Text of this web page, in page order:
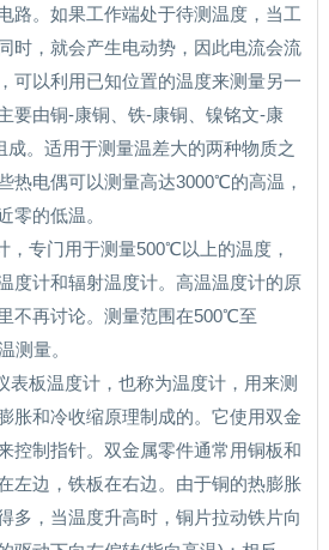
路。如果工作端处于待测温度，当工
时，就会产生电动势，因此电流会流
可以利用已知位置的温度来测量另一
要由铜-康铜、铁-康铜、镍铭文-康
。适用于测量温差大的两种物质之
热电偶可以测量高达3000℃的高温，
零的低温。
，专门用于测量500℃以上的温度，
度计和辐射温度计。高温温度计的原
不再讨论。测量范围在500℃至
测量。
表板温度计，也称为温度计，用来测
胀和冷收缩原理制成的。它使用双金
控制指针。双金属零件通常用铜板和
左边，铁板在右边。由于铜的热膨胀
多，当温度升高时，铜片拉动铁片向